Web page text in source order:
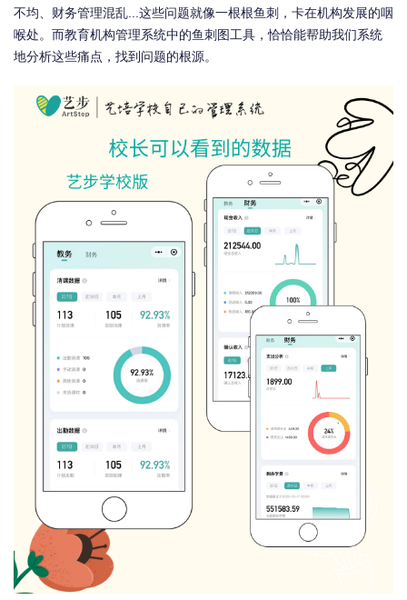
不均、财务管理混乱...这些问题就像一根根鱼刺，卡在机构发展的咽
喉处。而教育机构管理系统中的鱼刺图工具，恰恰能帮助我们系统
地分析这些痛点，找到问题的根源。